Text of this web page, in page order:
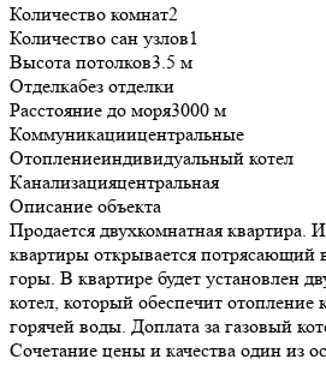
Количество комнат2
Количество сан узлов1
Высота потолков3.5 м
Отделкабез отделки
Расстояние до моря3000 м
Коммуникациицентральные
Отоплениеиндивидуальный котел
Канализацияцентральная
Описание объекта
Продается двухкомнатная квартира.
квартиры открывается потрясающий
горы. В квартире будет установлен
котел, который обеспечит отопление
горячей воды. Доплата за газовый
Сочетание цены и качества один из